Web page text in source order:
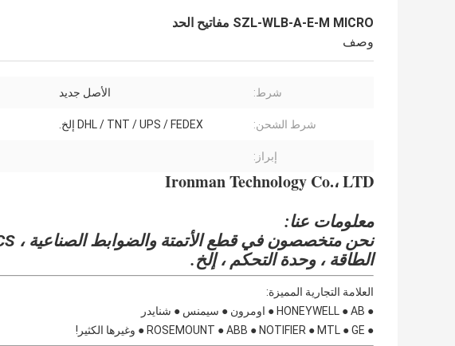
SZL-WLB-A-E-M MICRO مفاتيح الحد
وصف
شرط: الأصل جديد
شرط الشحن: DHL / TNT / UPS / FEDEX إلخ.
إبراز:
Ironman Technology Co.، LTD
معلومات عنا:
الطاقة ، وحدة التحكم ، إلخ.
العلامة التجارية المميزة:
● HONEYWELL ● AB ● اومرون ● سيمنس ● شنايدر
● ROSEMOUNT ● ABB ● NOTIFIER ● MTL ● GE ● وغيرها الكثير!